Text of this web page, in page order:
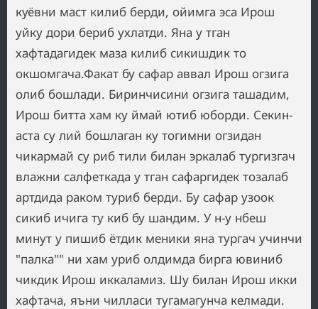
куёвни маст килиб берди, ойимга эса Ирош
уйку дори бериб ухлатди. Яна у тган
хафтадагидек маза килиб сикишдик то
окшомгача.Факат бу сафар аввал Ирош огзига
олиб бошлади. Биринчисини огзига ташадим,
Ирош битта хам ку ймай ютиб юборди. Секин-
аста су лий бошлаган ку тогимни огзидан
чикармай су риб тили билан эркалаб тургизгач
влажни салфеткада у тган сафаргидек тозалаб
артдида раком туриб берди. Бу сафар узоок
сикиб ичига ту киб бу шандим. У н-у нбеш
минут у пишиб ётдик меники яна тургач учинчи
"палка"" ни хам уриб олдимда бирга ювиниб
чикдик Ирош иккаламиз. Шу билан Ирош икки
хафтача, яъни чилласи тугамагунча келмади.